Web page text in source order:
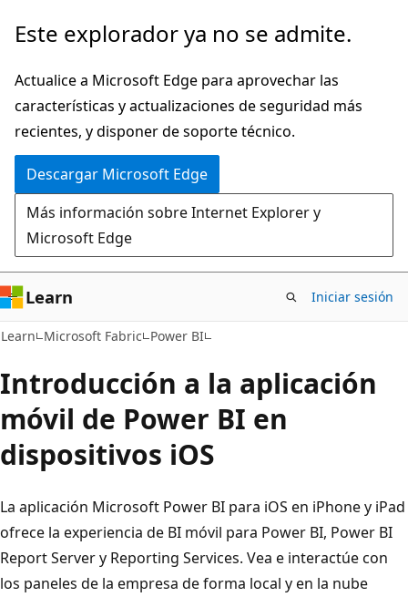
Ir
contenido
principal
Este explorador ya no se admite.
Actualice a Microsoft Edge para aprovechar las
características y actualizaciones de seguridad más
recientes, y disponer de soporte técnico.
Descargar Microsoft Edge
Más información sobre Internet Explorer y
Microsoft Edge
Learn Iniciar sesión
Learn Microsoft Fabric Power BI
Introducción a la aplicación
móvil de Power BI en
dispositivos iOS
La aplicación Microsoft Power BI para iOS en iPhone y iPad
ofrece la experiencia de BI móvil para Power BI, Power BI
Report Server y Reporting Services. Vea e interactúe con
los paneles de la empresa de forma local y en la nube